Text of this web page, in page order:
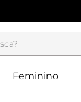
Feminino